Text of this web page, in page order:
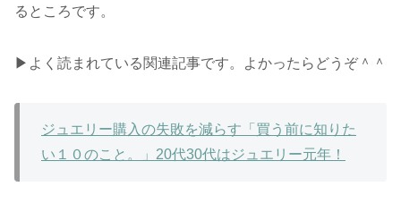
るところです。
▶︎よく読まれている関連記事です。よかったらどうぞ＾＾
ジュエリー購入の失敗を減らす「買う前に知りた
い１０のこと。」20代30代はジュエリー元年！